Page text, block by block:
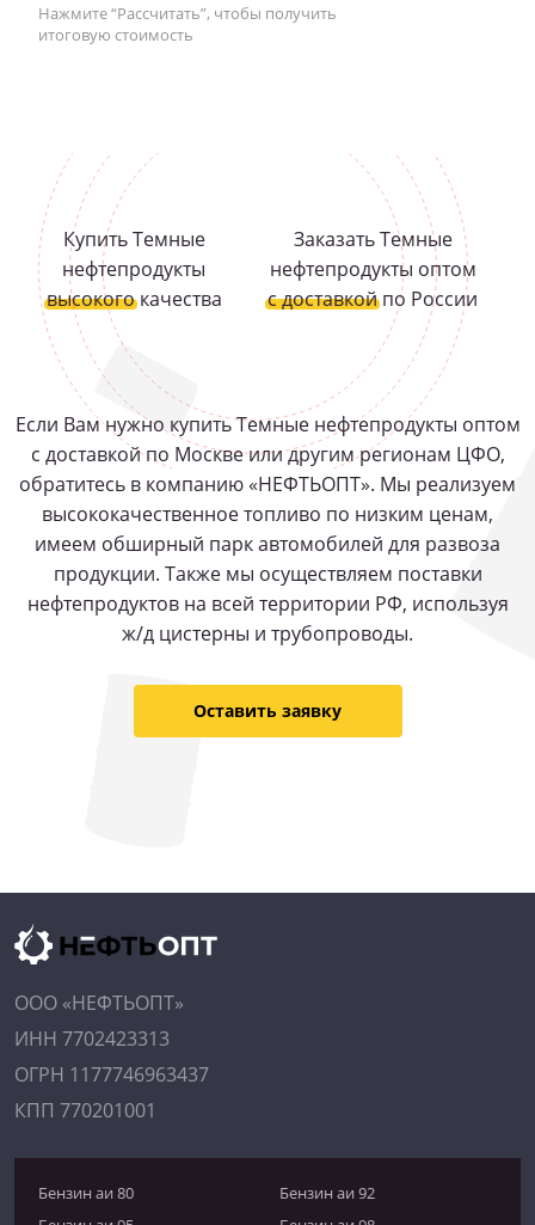
Нажмите “Рассчитать”, чтобы получить
итоговую стоимость
Купить Темные
нефтепродукты
высокогокачества
Заказать Темные
нефтепродукты оптом
с доставкойпо России
Если Вам нужно купить Темные нефтепродукты оптом
с доставкой по Москве или другим регионам ЦФО,
обратитесь в компанию «НЕФТЬОПТ». Мы реализуем
высококачественное топливо по низким ценам,
имеем обширный парк автомобилей для развоза
продукции. Также мы осуществляем поставки
нефтепродуктов на всей территории РФ, используя
ж/д цистерны и трубопроводы.
Оставить заявку
ООО «НЕФТЬОПТ»
ИНН 7702423313
ОГРН 1177746963437
КПП 770201001
Бензин аи 80
Бензин аи 92